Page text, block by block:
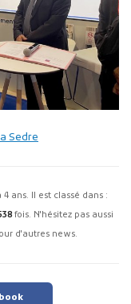
Sedre
4 ans. Il est classé dans :
fois. N'hésitez pas aussi
d'autres news.